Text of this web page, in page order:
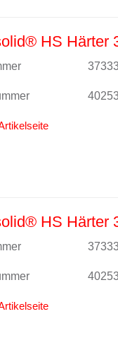
HS Härter
HS Härter